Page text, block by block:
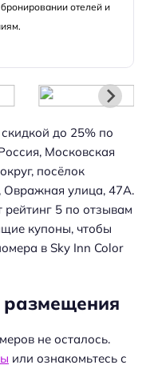
отелей и
до 25% по
Московская
посёлок
Овражная улица, 47А.
рейтинг 5 по отзывам
купоны, чтобы
в Sky Inn Color
не осталось.
или ознакомьтесь с